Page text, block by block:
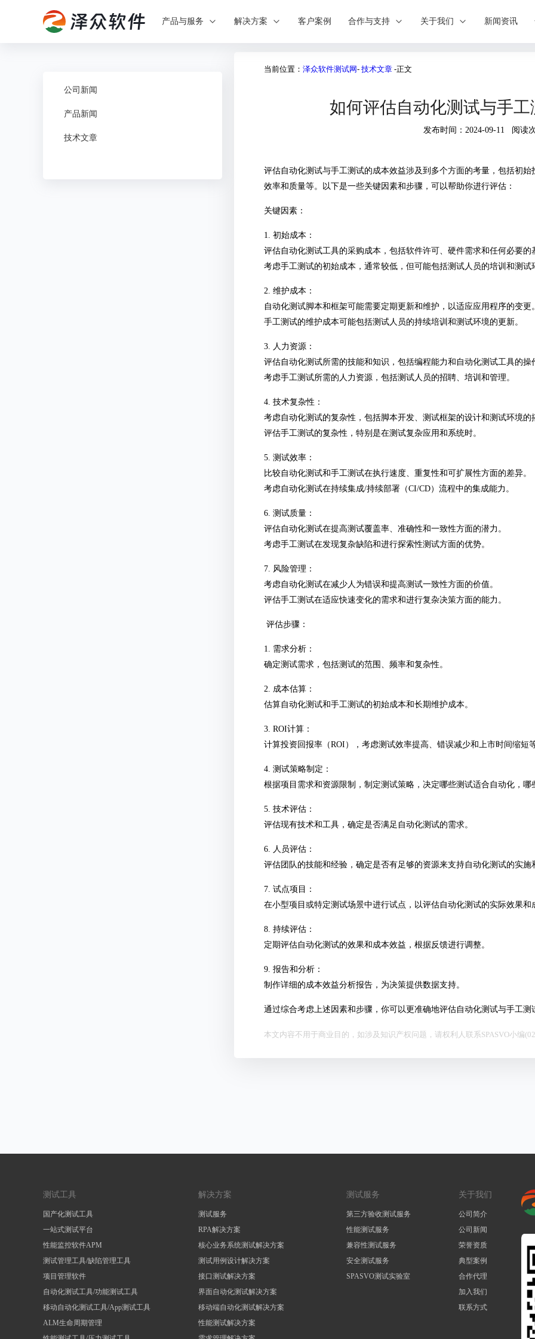
产品与服务 解决方案 客户案例 合作与支持 关于我们 新闻资讯
公司新闻
产品新闻
技术文章
当前位置： 泽众软件测试网- 技术文章 -正文
如何评估自动化测试与手工
发布时间：2024-09-11 阅读
评估自动化测试与手工测试的成本效益涉及到多个方面的考量，包括初
效率和质量等。以下是一些关键因素和步骤，可以帮助你进行评估：
关键因素：
1. 初始成本：
评估自动化测试工具的采购成本，包括软件许可、硬件需求和任何必要的
考虑手工测试的初始成本，通常较低，但可能包括测试人员的培训和测试
2. 维护成本：
自动化测试脚本和框架可能需要定期更新和维护，以适应应用程序的变更。
手工测试的维护成本可能包括测试人员的持续培训和测试环境的更新。
3. 人力资源：
评估自动化测试所需的技能和知识，包括编程能力和自动化测试工具的操
考虑手工测试所需的人力资源，包括测试人员的招聘、培训和管理。
4. 技术复杂性：
考虑自动化测试的复杂性，包括脚本开发、测试框架的设计和测试环境的
评估手工测试的复杂性，特别是在测试复杂应用和系统时。
5. 测试效率：
比较自动化测试和手工测试在执行速度、重复性和可扩展性方面的差异。
考虑自动化测试在持续集成/持续部署（CI/CD）流程中的集成能力。
6. 测试质量：
评估自动化测试在提高测试覆盖率、准确性和一致性方面的潜力。
考虑手工测试在发现复杂缺陷和进行探索性测试方面的优势。
7. 风险管理：
考虑自动化测试在减少人为错误和提高测试一致性方面的价值。
评估手工测试在适应快速变化的需求和进行复杂决策方面的能力。
评估步骤：
1. 需求分析：
确定测试需求，包括测试的范围、频率和复杂性。
2. 成本估算：
估算自动化测试和手工测试的初始成本和长期维护成本。
3. ROI计算：
计算投资回报率（ROI），考虑测试效率提高、错误减少和上市时间缩短
4. 测试策略制定：
根据项目需求和资源限制，制定测试策略，决定哪些测试适合自动化，哪
5. 技术评估：
评估现有技术和工具，确定是否满足自动化测试的需求。
6. 人员评估：
评估团队的技能和经验，确定是否有足够的资源来支持自动化测试的实施
7. 试点项目：
在小型项目或特定测试场景中进行试点，以评估自动化测试的实际效果和
8. 持续评估：
定期评估自动化测试的效果和成本效益，根据反馈进行调整。
9. 报告和分析：
制作详细的成本效益分析报告，为决策提供数据支持。
通过综合考虑上述因素和步骤，你可以更准确地评估自动化测试与手工测
本文内容不用于商业目的，如涉及知识产权问题，请权利人联系SPASVO小编
测试工具
国产化测试工具
一站式测试平台
性能监控软件APM
测试管理工具/缺陷管理工具
项目管理软件
自动化测试工具/功能测试工具
移动自动化测试工具/App测试工具
ALM生命周期管理
解决方案
测试服务
RPA解决方案
核心业务系统测试解决方案
测试用例设计解决方案
接口测试解决方案
界面自动化测试解决方案
移动端自动化测试解决方案
性能测试解决方案
测试服务
第三方验收测试服务
性能测试服务
兼容性测试服务
安全测试服务
SPASVO测试实验室
关于我们
公司简介
公司新闻
荣誉资质
典型案例
合作代理
加入我们
联系方式